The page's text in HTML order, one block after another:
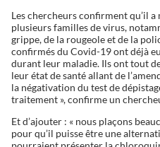
Les chercheurs confirment qu’il
plusieurs familles de virus,
grippe, de la rougeole et de la
confirmés du Covid-19 ont déjà
durant leur maladie. Ils ont tout
leur état de santé allant de
la négativation du test de
traitement », confirme un
Et d’ajouter : « nous plaçons
pour qu’il puisse être une